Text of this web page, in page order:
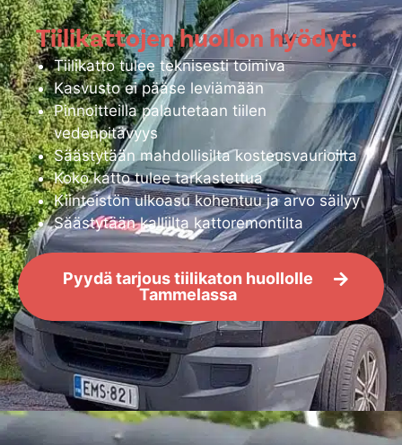
Tiilikattojen huollon hyödyt:
Tiilikatto tulee teknisesti toimiva
Kasvusto ei pääse leviämään
Pinnoitteilla palautetaan tiilen
vedenpitävyys
Säästytään mahdollisilta kosteusvaurioilta
Koko katto tulee tarkastettua
Kiinteistön ulkoasu kohentuu ja arvo säilyy
Säästytään kalliilta kattoremontilta
Pyydä tarjous tiilikaton huollolle
Tammelassa